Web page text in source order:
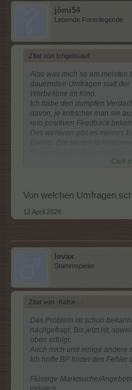
jömi54
Lebende Forenlegende
Zitat von Ichgebsauf: ↑
Also was mich so am meisten
dauernden Umfragen statt
Werbefilme im Kino.
Ich habe den dumpfen
davon, je kritischer man sie
rein positiven Feedback
Des weiteren gibt es meines
Mehreinnahmen aus denClick
Von welchen Umfragen
12 April 2024
levax
Stammspieler
Zitat von -Kafra-: ↑
Das Problem ist schon
nachgefragt. Bis jetzt ist,
oben erfolgt.
Auch mich und einige andere
Ich hoffe BP findet den Fehler
Flüssige Marktsuche/